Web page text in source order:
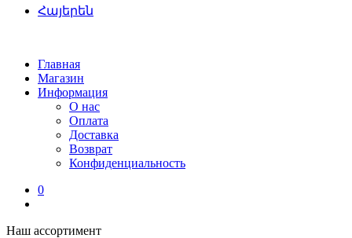
Հայերեն
Главная
Магазин
Информация
О нас
Оплата
Доставка
Возврат
Конфиденциальность
0
Наш ассортимент